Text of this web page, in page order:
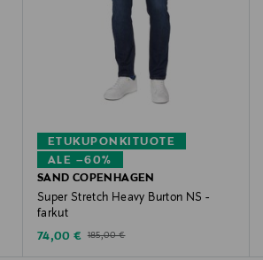
ALE –60%
ETUKUPONKITUOTE
SAND COPENHAGEN
Super Stretch Heavy Burton NS -
farkut
Discounted Price
74,00 € Original Price
185,00 €